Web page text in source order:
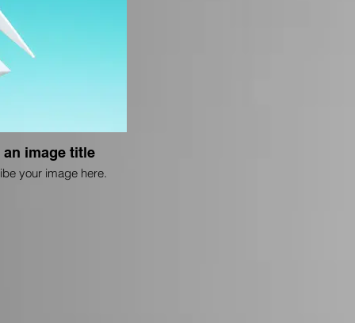
an image title
your image here.